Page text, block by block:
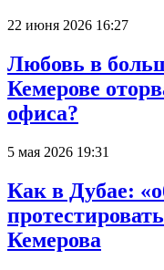
22 июня 2026 16:27
Любовь в
Кемерове
офиса?
5 мая 2026 19:31
Как в Дубае:
Кемерова